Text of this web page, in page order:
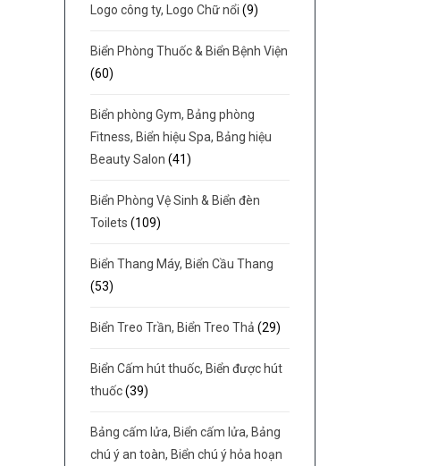
Logo công ty, Logo Chữ nổi (9)
Biển Phòng Thuốc & Biển Bệnh Viện
(60)
Biển phòng Gym, Bảng phòng
Fitness, Biển hiệu Spa, Bảng hiệu
Beauty Salon (41)
Biển Phòng Vệ Sinh & Biển đèn
Toilets (109)
Biển Thang Máy, Biển Cầu Thang
(53)
Biển Treo Trần, Biển Treo Thả (29)
Biển Cấm hút thuốc, Biển được hút
thuốc(39)
Bảng cấm lửa, Biển cấm lửa, Bảng
chú ý an toàn, Biển chú ý hỏa hoạn